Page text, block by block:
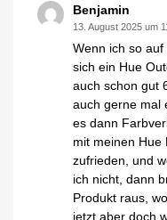
Benjamin
13. August 2025 um
Wenn ich so
sich ein Hue
auch schon gut
auch gerne mal
es dann
mit meinen Hue
zufrieden, und
ich nicht, dann
Produkt raus,
jetzt aber doch